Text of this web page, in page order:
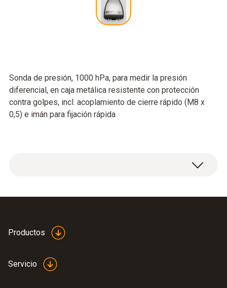
Sonda de presión, 1000 hPa, para medir la presión
diferencial, en caja metálica resistente con protección
contra golpes, incl. acoplamiento de cierre rápido (M8 x
0,5) e imán para fijación rápida
Presión diferencial
Sobrecarga
Productos
Servicio